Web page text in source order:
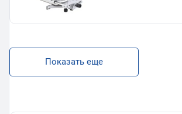
Показать еще